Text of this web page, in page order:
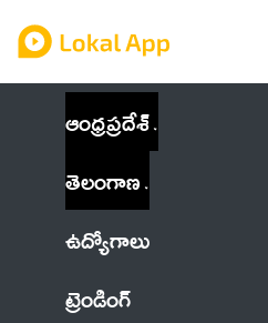
ఆంధ్రప్రదేశ్
తెలంగాణ
ఉద్యోగాలు
ట్రెండింగ్